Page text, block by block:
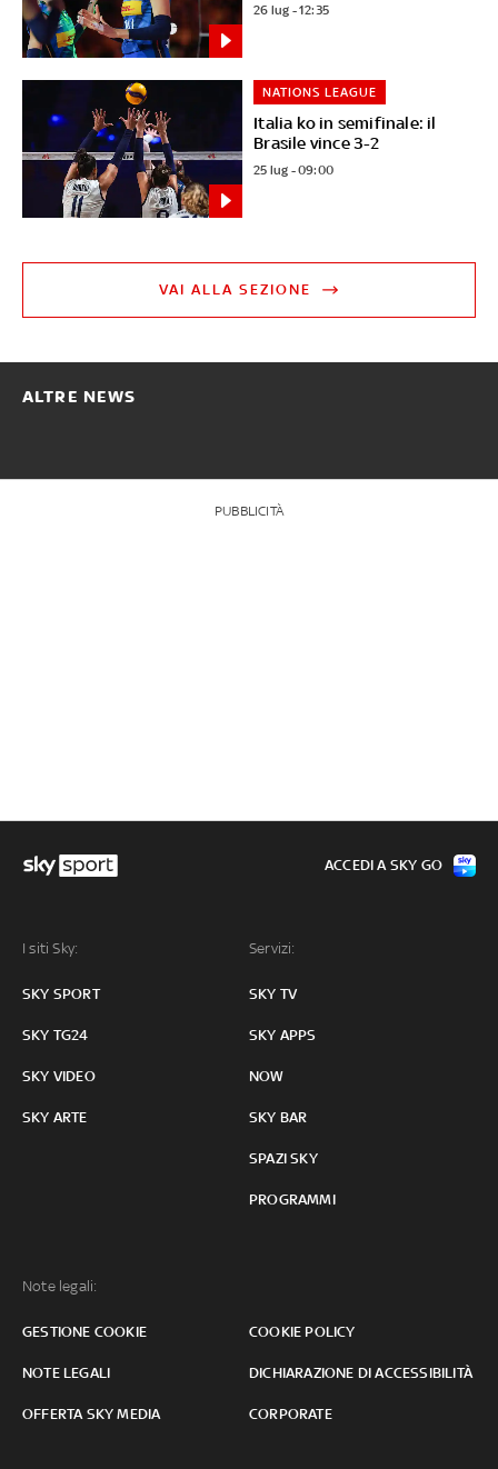
26 lug - 12:35
Italia ko in semifinale: il
Brasile vince 3-2
NATIONS LEAGUE
25 lug - 09:00
VAI ALLA SEZIONE
ALTRE NEWS
PUBBLICITÀ
I siti Sky:
SKY SPORT
SKY TG24
SKY VIDEO
SKY ARTE
Servizi:
SKY TV
SKY APPS
NOW
SKY BAR
SPAZI SKY
PROGRAMMI
Note legali:
GESTIONE COOKIE COOKIE POLICY
NOTE LEGALI DICHIARAZIONE DI ACCESSIBILITÀ
OFFERTA SKY MEDIA CORPORATE
ACCEDI A SKY GO